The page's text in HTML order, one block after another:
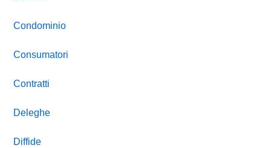
Condominio
Consumatori
Contratti
Deleghe
Diffide